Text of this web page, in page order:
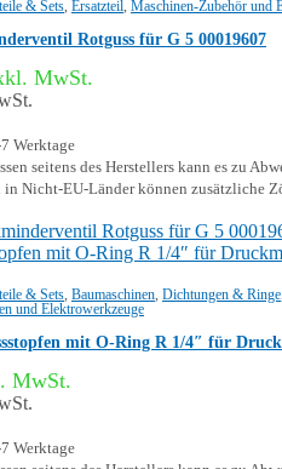
& Sets Ersatzteil Maschinen-Zubehör und
Rotguss für G 5 00019607
MwSt.
Werktage
seitens des Herstellers kann es zu
Nicht-EU-Länder können zusätzliche
& Sets, Baumaschinen, Dichtungen & Ringe
und Elektrowerkzeuge
mit O-Ring R 1/4″ für
MwSt.
Werktage